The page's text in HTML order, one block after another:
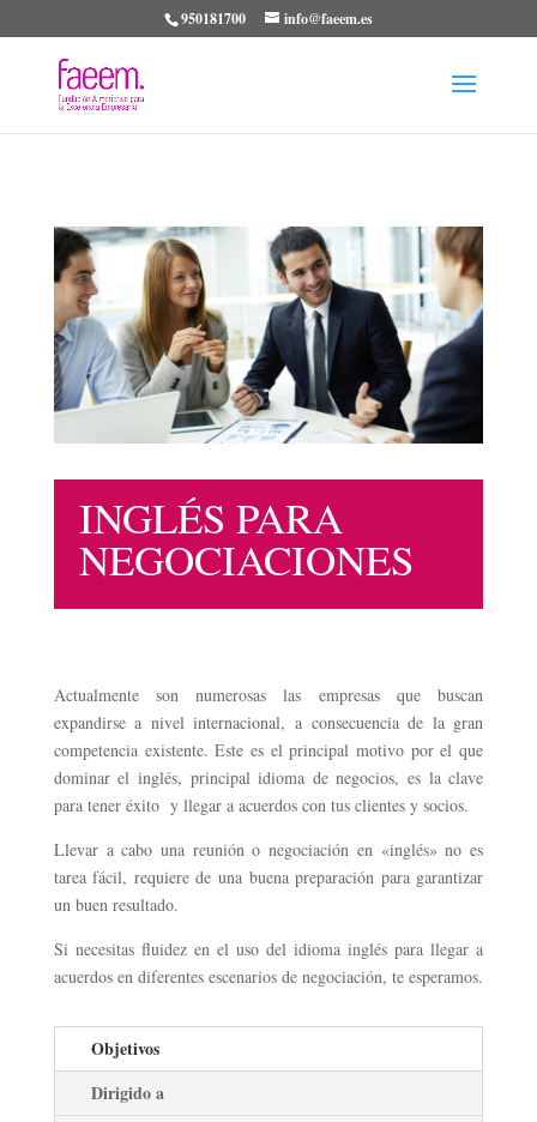
950181700 info@faeem.es
INGLÉS PARA
NEGOCIACIONES
Actualmente son numerosas las empresas que buscan
expandirse a nivel internacional, a consecuencia de la gran
competencia existente. Este es el principal motivo por el que
dominar el inglés, principal idioma de negocios, es la clave
para tener éxito y llegar a acuerdos con tus clientes y socios.
Llevar a cabo una reunión o negociación en «inglés» no es
tarea fácil, requiere de una buena preparación para garantizar
un buen resultado.
Si necesitas fluidez en el uso del idioma inglés para llegar a
acuerdos en diferentes escenarios de negociación, te esperamos.
Objetivos
Dirigido a